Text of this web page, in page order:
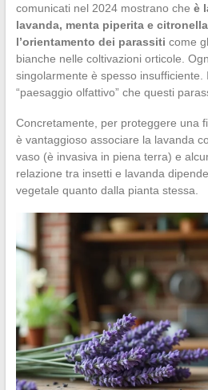
comunicati nel 2024 mostrano che è
lavanda, menta piperita e
l’orientamento dei parassiti come
bianche nelle coltivazioni orticole.
singolarmente è spesso insufficiente.
“paesaggio olfattivo” che questi
Concretamente, per proteggere una
è vantaggioso associare la lavanda
vaso (è invasiva in piena terra) e
relazione tra insetti e lavanda
vegetale quanto dalla pianta stessa.